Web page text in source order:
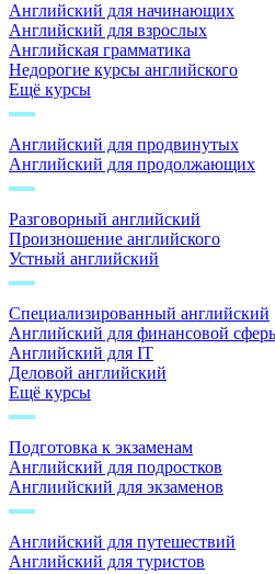
Английский для начинающих
Английский для взрослых
Английская грамматика
Недорогие курсы английского
Ещё курсы
Английский для продвинутых
Английский для продолжающих
Разговорный английский
Произношение английского
Устный английский
Специализированный английский
Английский для финансовой
Английский для IT
Деловой английский
Ещё курсы
Подготовка к экзаменам
Английский для подростков
Англиийский для экзаменов
Английский для путешествий
Английский для туристов